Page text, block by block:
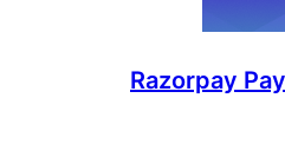
Razorpay